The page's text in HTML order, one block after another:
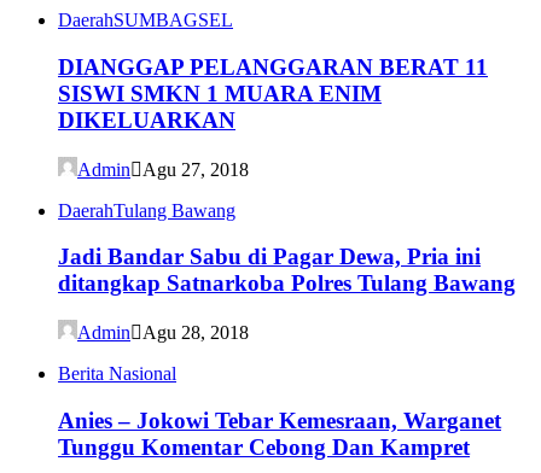
DaerahSUMBAGSEL
DIANGGAP PELANGGARAN BERAT 11
SISWI SMKN 1 MUARA ENIM
DIKELUARKAN
Admin
Agu 27, 2018
DaerahTulang Bawang
Jadi Bandar Sabu di Pagar Dewa, Pria ini
ditangkap Satnarkoba Polres Tulang Bawang
Admin
Agu 28, 2018
Berita Nasional
Anies – Jokowi Tebar Kemesraan, Warganet
Tunggu Komentar Cebong Dan Kampret